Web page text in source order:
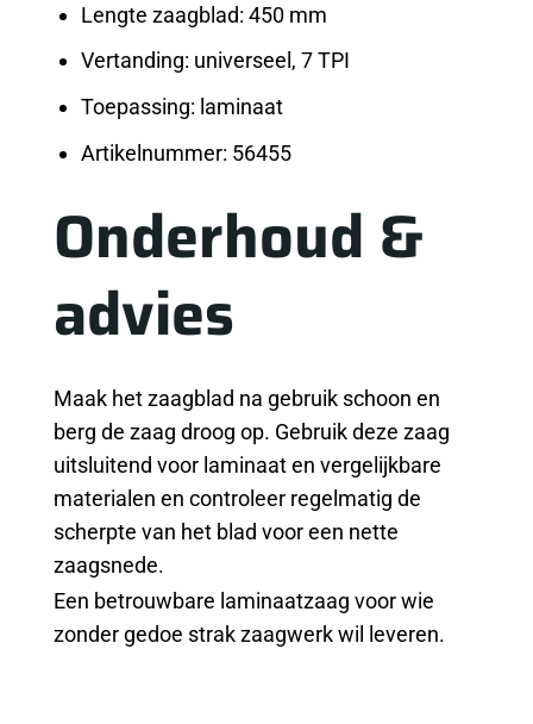
Lengte zaagblad: 450 mm
Vertanding: universeel, 7 TPI
Toepassing: laminaat
Artikelnummer: 56455
Onderhoud &
advies
Maak het zaagblad na gebruik schoon en
berg de zaag droog op. Gebruik deze zaag
uitsluitend voor laminaat en vergelijkbare
materialen en controleer regelmatig de
scherpte van het blad voor een nette
zaagsnede.
Een betrouwbare laminaatzaag voor wie
zonder gedoe strak zaagwerk wil leveren.